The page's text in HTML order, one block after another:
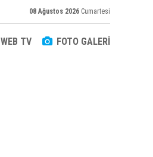
08 Ağustos 2026 Cumartesi
WEB TV FOTO GALERİ